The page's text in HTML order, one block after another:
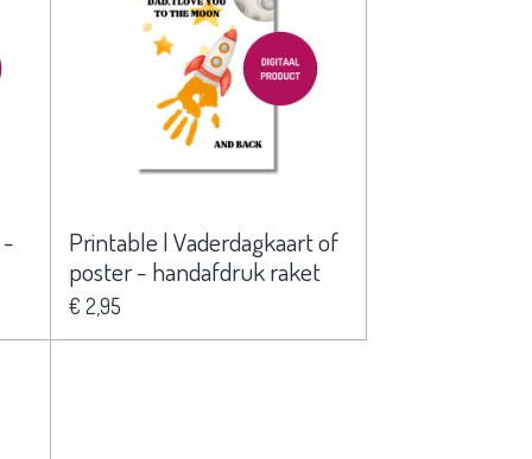
-
Printable | Vaderdagkaart of
poster - handafdruk raket
€ 2,95